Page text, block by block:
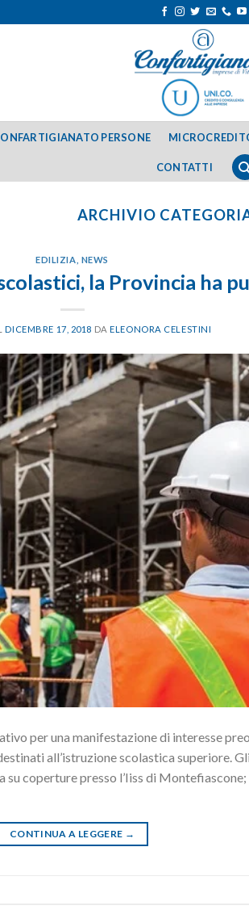
PERSONE
CONTATTI
ARCHIVIO
EDILIZIA NEWS
la Provincia ha
DICEMBRE 17, 2018 DAELEONORA CELESTINI
per una manifestazione di interesse
all’istruzione scolastica superiore.
coperture presso l’Iiss di
CONTINUA A LEGGERE →